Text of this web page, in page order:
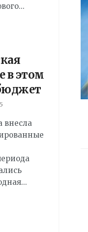
в этом
внесла